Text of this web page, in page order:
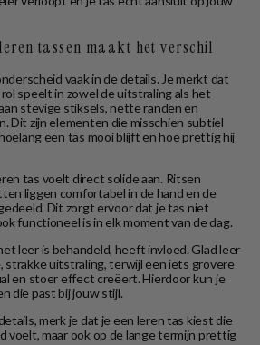
tassen maakt het verschil
vaak in de details. Je merkt dat
speelt in zowel de uitstraling als het
stevige stiksels, nette randen en
Dit zijn elementen die misschien subtiel
een tas mooi blijft en hoe prettig hij
tas voelt direct solide aan. Ritsen
liggen comfortabel in de hand en de
Dit zorgt ervoor dat je tas niet
functioneel is in elk moment van de dag.
leer is behandeld, heeft invloed. Glad leer
strakke uitstraling, terwijl een iets grovere
en stoer effect creëert. Hierdoor kun je
die past bij jouw stijl.
merk je dat je een leren tas kiest die
voelt, maar ook op de lange termijn prettig